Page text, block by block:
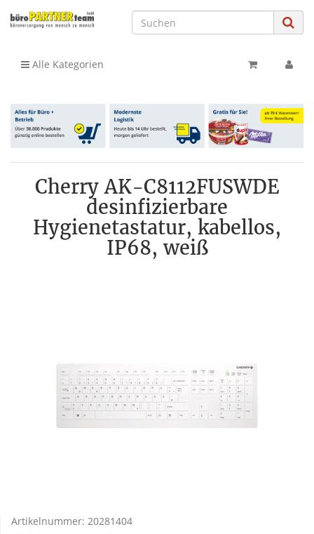
Alle Kategorien
Cherry AK-C8112FUSWDE
desinfizierbare
Hygienetastatur, kabellos,
IP68, weiß
Artikelnummer: 20281404